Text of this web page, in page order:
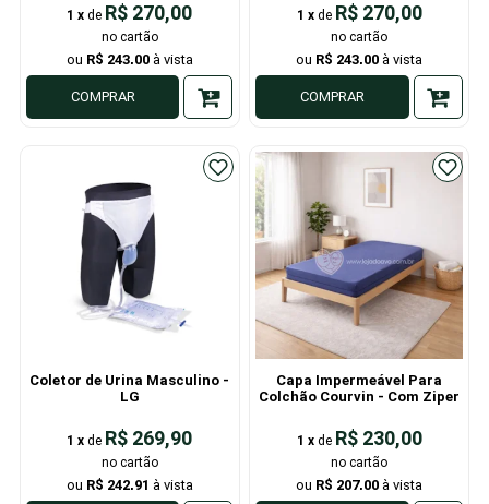
1 x de R$ 270,00
R$ 243,00
COMPRAR
1 x de R$ 270,00
R$ 243,00
COMPRAR
Coletor de Urina Masculino -
LG
1 x de R$ 269,90
R$ 242,91
Capa Impermeável Para
Colchão Courvin - Com Ziper
1 x de R$ 230,00
R$ 207,00